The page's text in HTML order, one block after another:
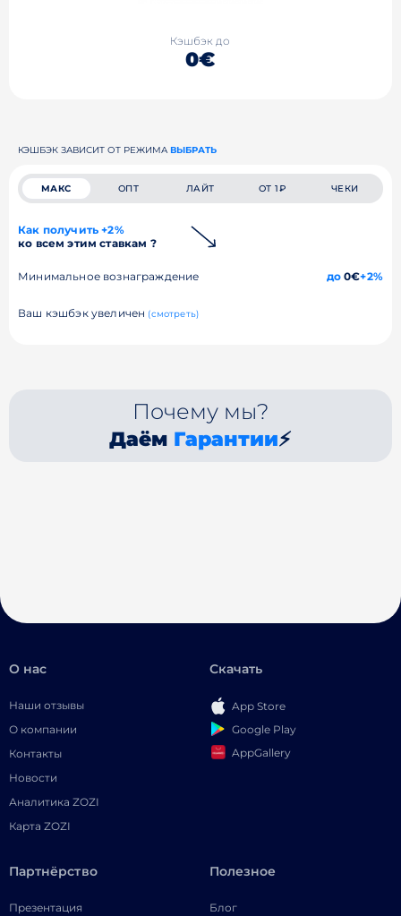
Кэшбэк до
0€
КЭШБЭК ЗАВИСИТ ОТ РЕЖИМА ВЫБРАТЬ
МАКС ОПТ ЛАЙТ ОТ 1₽ ЧЕКИ
Как получить +2%
ко всем этим ставкам ?
Минимальное вознаграждение до0€+2%
Ваш кэшбэк увеличен (смотреть)
Почему мы?
Даём Гарантии⚡
О нас
Наши отзывы
О компании
Контакты
Новости
Аналитика ZOZI
Карта ZOZI
Скачать
App Store
Google Play
AppGallery
Партнёрство
Презентация
Полезное
Блог